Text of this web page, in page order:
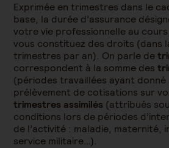
Exprimée en trimestres dans le
base, la durée d’assurance
votre vie professionnelle au
vous constituez des droits (dans
trimestres par an). On parle de
correspondent à la somme des
(périodes travaillées ayant donné
prélèvement de cotisations sur
trimestres assimilés (attribués
conditions lors de périodes
de l’activité : maladie, maternité,
service militaire…).